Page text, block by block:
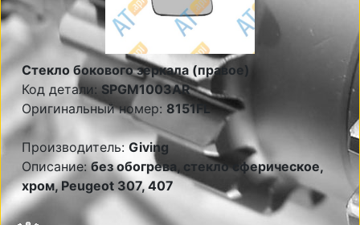
Стекло бокового зеркала (правое)
Код детали:SPGM1003AR
Оригинальный номер: 8151FL
Производитель:Giving
Описание:без обогрева, стекло сферическое,
хром, Peugeot 307, 407